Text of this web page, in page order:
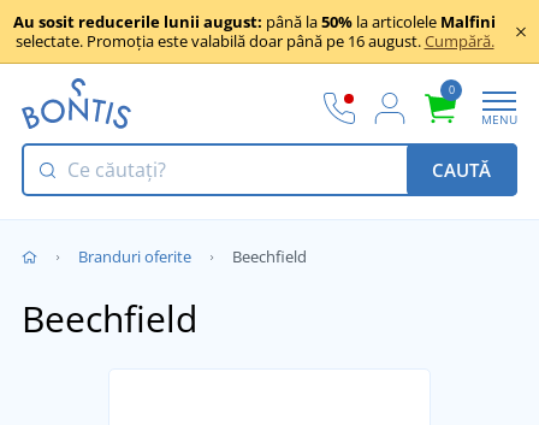
Au sosit reducerile lunii august: până la50% la articolele Malfini
selectate. Promoția este valabilă doar până pe 16 august.Cumpără.
0
MENU
CAUTĂ
Branduri oferite Beechfield
Beechfield